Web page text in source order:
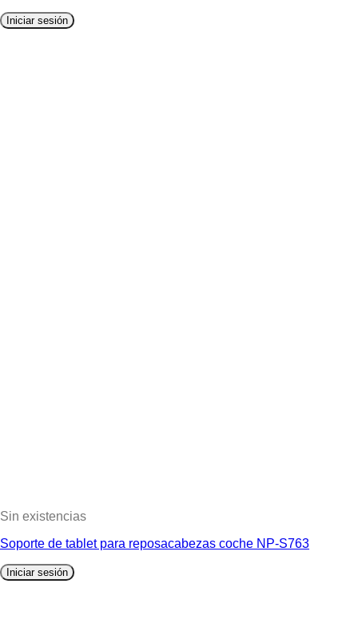
Iniciar sesión
Sin existencias
Soporte de tablet para reposacabezas coche NP-S763
Iniciar sesión